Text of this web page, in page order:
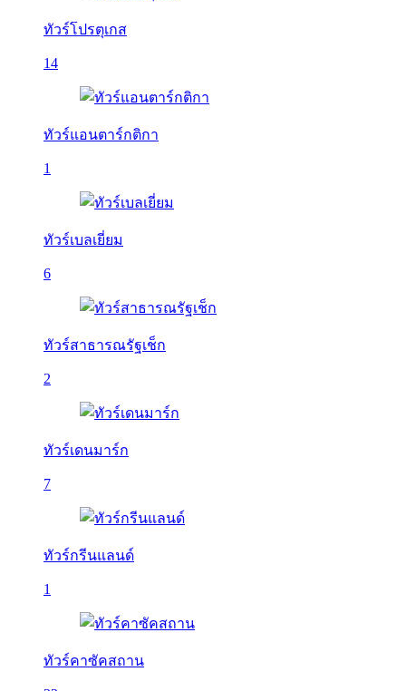
ทัวร์โปรตุเกส
14
ทัวร์แอนตาร์กติกา
1
ทัวร์เบลเยี่ยม
6
ทัวร์สาธารณรัฐเช็ก
2
ทัวร์เดนมาร์ก
7
ทัวร์กรีนแลนด์
1
ทัวร์คาซัคสถาน